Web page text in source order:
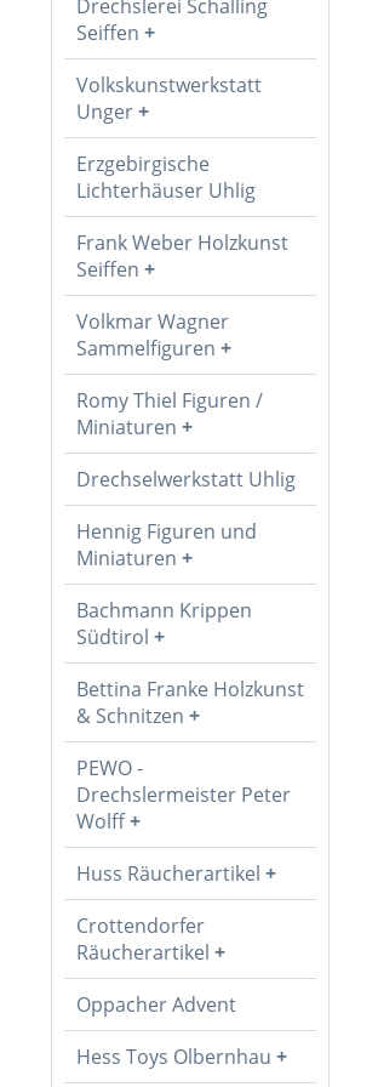
Drechslerei Schalling
Seiffen
Volkskunstwerkstatt
Unger
Erzgebirgische
Lichterhäuser Uhlig
Frank Weber Holzkunst
Seiffen
Volkmar Wagner
Sammelfiguren
Romy Thiel Figuren /
Miniaturen
Drechselwerkstatt Uhlig
Hennig Figuren und
Miniaturen
Bachmann Krippen
Südtirol
Bettina Franke Holzkunst
& Schnitzen
PEWO -
Drechslermeister Peter
Wolff
Huss Räucherartikel
Crottendorfer
Räucherartikel
Oppacher Advent
Hess Toys Olbernhau